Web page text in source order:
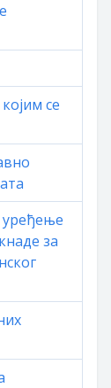
се
уређење
за